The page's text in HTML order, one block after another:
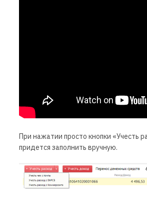
При нажатии просто кнопки «Учесть
придется заполнить вручную.